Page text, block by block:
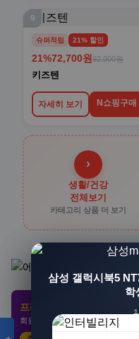
›
카테고리 상품 더 보기
프리미엄 제휴 사이트
회원 전용 특가 · 놓치면 손해
📍 지역 선택
부산
광주 대전
[3+1] 동국제약 마
부
삼성 갤럭시북5
학